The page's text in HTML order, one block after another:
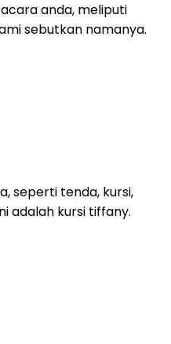
anda, meliputi
sebutkan namanya.
seperti tenda, kursi,
adalah kursi tiffany.